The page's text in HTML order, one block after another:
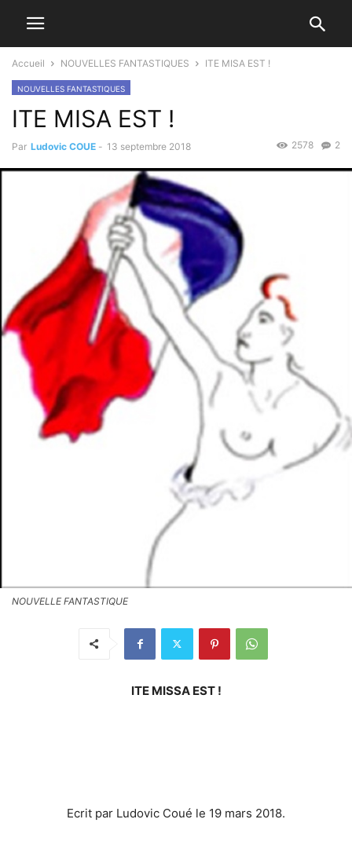
Accueil NOUVELLES FANTASTIQUES ITE MISA EST !
NOUVELLES FANTASTIQUES
ITE MISA EST !
Par Ludovic COUE - 13 septembre 2018 2
2578
NOUVELLE FANTASTIQUE
ITE MISSA EST !
Ecrit par Ludovic Coué le 19 mars 2018.